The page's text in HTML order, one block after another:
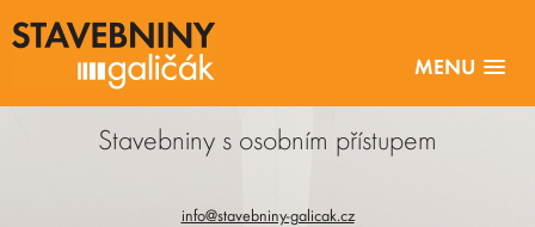
MENU
Stavebniny s osobním přístupem
info@stavebniny-galicak.cz